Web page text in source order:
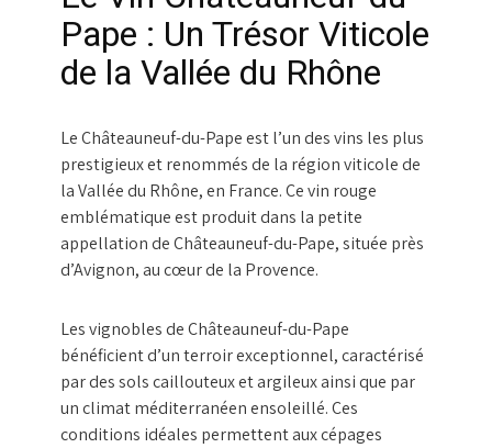
Pape : Un Trésor Viticole
de la Vallée du Rhône
Le Châteauneuf-du-Pape est l’un des vins les plus
prestigieux et renommés de la région viticole de
la Vallée du Rhône, en France. Ce vin rouge
emblématique est produit dans la petite
appellation de Châteauneuf-du-Pape, située près
d’Avignon, au cœur de la Provence.
Les vignobles de Châteauneuf-du-Pape
bénéficient d’un terroir exceptionnel, caractérisé
par des sols caillouteux et argileux ainsi que par
un climat méditerranéen ensoleillé. Ces
conditions idéales permettent aux cépages